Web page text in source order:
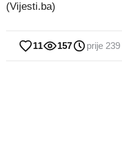
(Vijesti.ba)
11 157 prije